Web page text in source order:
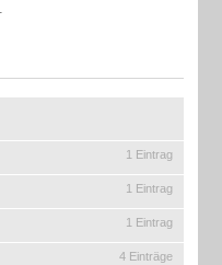
1 Eintrag
1 Eintrag
1 Eintrag
4 Einträge